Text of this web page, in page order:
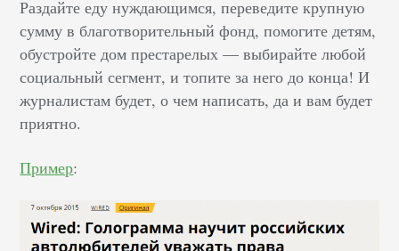
Раздайте еду нуждающимся, переведите крупную
сумму в благотворительный фонд, помогите детям,
обустройте дом престарелых — выбирайте любой
социальный сегмент, и топите за него до конца! И
журналистам будет, о чем написать, да и вам будет
приятно.
Пример: